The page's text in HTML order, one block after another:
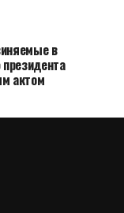
в
актом